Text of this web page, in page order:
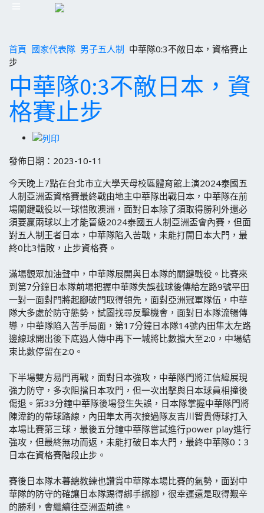
首頁 國家代表隊 男子五人制 中華隊0:3不敵日本，資格賽止
步
中華隊0:3不敵日本，資
格賽止步
發佈日期：2023-10-11
今天晚上7點在台北市立大學天母校區體育館上演2024泰國五
人制亞洲盃資格賽最終戰由地主中華隊出戰日本，中華隊在前
場關鍵戰役以一球惜敗澳洲，面對日本除了須取得勝利外還必
須要贏兩球以上才能晉級2024泰國五人制亞洲盃會內賽，但面
對五人制王者日本，中華隊陷入苦戰，未能打開日本大門，最
終0比3惜敗，止步資格賽。
滿場觀眾加油聲中，中華隊展開與日本隊的關鍵戰役。比賽來
到第7分鐘日本隊前場把握中華隊失誤截球後傳給左路9號平田
一對一面對門將起腳破門取得領先，面對亞洲冠軍隊伍，中華
隊大多處於防守態勢，試圖找尋反擊機會，面對日本隊流暢傳
導，中華隊陷入苦手局面，第17分鐘日本隊14號內田隼太左路
邊線球開出後下底過人傳中再下一城將比數擴大至2:0，中場結
束比數停留在2:0。
下半場雙方易門再戰，面對日本強攻，中華隊門將江信緯展現
強力防守，多次阻擋日本攻門，但一次出擊與日本球員相撞後
傷退。第33分鐘中華隊後場發生失誤，日本隊掌握中華隊門將
陳湋鈞的帶球路線，內田隼太再次接過隊友吉川智貴傳球打入
本場比賽第三球，最後五分鐘中華隊嘗試進行power play進行
強攻，但最終無功而返，未能打破日本大門，最終中華隊0：3
日本在資格賽階段止步。
賽後日本隊木暮總教練也讚賞中華隊本場比賽的氣勢，面對中
華隊的防守的確讓日本隊踢得綁手綁腳，很幸運還是取得艱辛
的勝利，會繼續往亞洲盃前進。